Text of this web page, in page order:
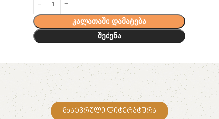
კალათაში დამატება
შეძენა
მხატვრული ლიტერატურა